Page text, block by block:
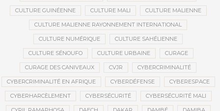
CULTURE GUINÉENNE CULTURE MALI CULTURE MALIENNE
CULTURE MALIENNE RAYONNEMENT INTERNATIONAL
CULTURE NUMÉRIQUE CULTURE SAHÉLIENNE
CULTURE SÉNOUFO CULTURE URBAINE CURAGE
CURAGE DES CANIVEAUX CVJR CYBERCRIMINALITÉ
CYBERCRIMINALITÉ EN AFRIQUE CYBERDÉFENSE CYBERESPACE
CYBERHARCÈLEMENT CYBERSÉCURITÉ CYBERSÉCURITÉ MALI